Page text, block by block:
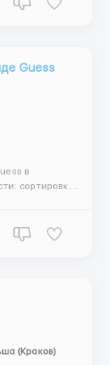
Guess
в
работу
(Краков)